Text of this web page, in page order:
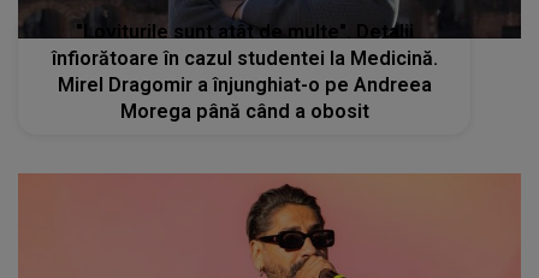
"Loviturile sunt atât de multe". Detalii
înfiorătoare în cazul studentei la Medicină.
Mirel Dragomir a înjunghiat-o pe Andreea
Morega până când a obosit